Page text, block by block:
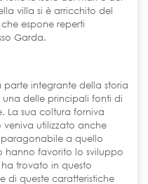
villa si è arricchito del
espone reperti
Garda.
integrante della storia
una delle principali fonti di
La sua coltura forniva
utilizzato anche
a quello
hanno favorito lo sviluppo
trovato in questo
di queste caratteristiche